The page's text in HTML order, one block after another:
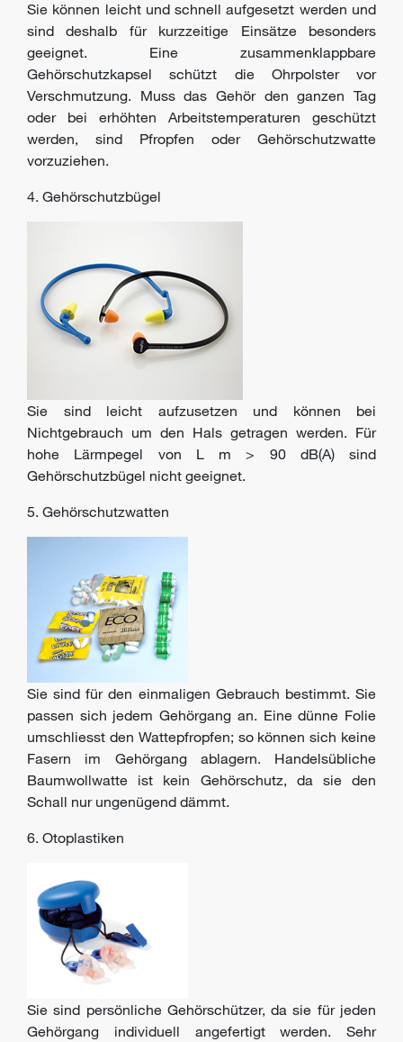
Sie können leicht und schnell aufgesetzt werden und
sind deshalb für kurzzeitige Einsätze besonders
geeignet. Eine zusammenklappbare
Gehörschutzkapsel schützt die Ohrpolster vor
Verschmutzung. Muss das Gehör den ganzen Tag
oder bei erhöhten Arbeitstemperaturen geschützt
werden, sind Pfropfen oder Gehörschutzwatte
vorzuziehen.
4. Gehörschutzbügel
Sie sind leicht aufzusetzen und können bei
Nichtgebrauch um den Hals getragen werden. Für
hohe Lärmpegel von L m > 90 dB(A) sind
Gehörschutzbügel nicht geeignet.
5. Gehörschutzwatten
Sie sind für den einmaligen Gebrauch bestimmt. Sie
passen sich jedem Gehörgang an. Eine dünne Folie
umschliesst den Wattepfropfen; so können sich keine
Fasern im Gehörgang ablagern. Handelsübliche
Baumwollwatte ist kein Gehörschutz, da sie den
Schall nur ungenügend dämmt.
6. Otoplastiken
Sie sind persönliche Gehörschützer, da sie für jeden
Gehörgang individuell angefertigt werden. Sehr